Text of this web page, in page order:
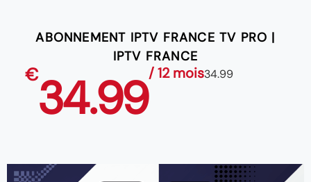
ABONNEMENT IPTV FRANCE TV PRO |
IPTV FRANCE
€34.99/ 12 mois34.99